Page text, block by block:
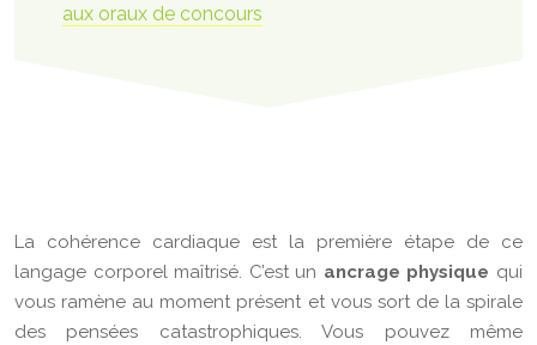
aux oraux de concours
La cohérence cardiaque est la première étape de ce
langage corporel maîtrisé. C’est un ancrage physique qui
vous ramène au moment présent et vous sort de la spirale
des pensées catastrophiques. Vous pouvez même